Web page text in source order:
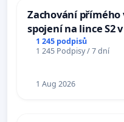
Zachování přímého
spojení na lince S2
Ostrava – Bohumín
Mosty u Jablunkova
1 245 podpisů
1 245 Podpisy / 7 dní
1 Aug 2026